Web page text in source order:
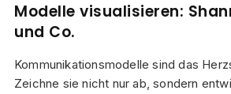
Modelle visualisieren:
und Co.
Kommunikationsmodelle sind das
Zeichne sie nicht nur ab, sondern